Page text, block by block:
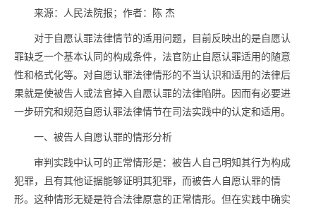
来源：人民法院报；作者：陈 杰
对于自愿认罪法律情节的适用问题，目前反映出的是自愿认
罪缺乏一个基本认同的构成条件，法官防止自愿认罪适用的随意
性和格式化等。对自愿认罪法律情形的不当认识和适用的法律后
果就是使被告人或法官掉入自愿认罪的法律陷阱。因而有必要进
一步研究和规范自愿认罪法律情节在司法实践中的认定和适用。
一、被告人自愿认罪的情形分析
审判实践中认可的正常情形是：被告人自己明知其行为构成
犯罪，且有其他证据能够证明其犯罪，而被告人自愿认罪的情
形。这种情形无疑是符合法律原意的正常情形。但在实践中确实